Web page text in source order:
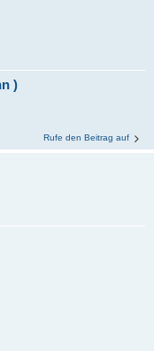
)
Rufe den Beitrag auf